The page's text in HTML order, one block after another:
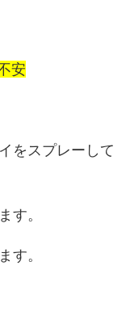
安
をスプレーして
す。
す。